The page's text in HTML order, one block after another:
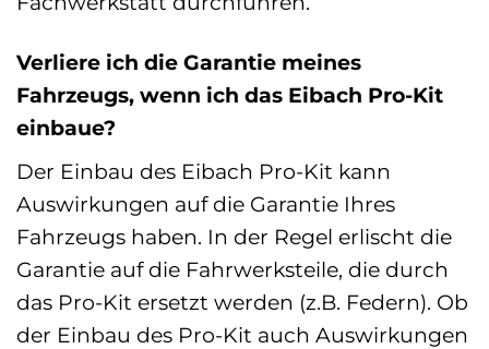
Verliere ich die Garantie meines
Fahrzeugs, wenn ich das Eibach Pro-Kit
einbaue?
Der Einbau des Eibach Pro-Kit kann
Auswirkungen auf die Garantie Ihres
Fahrzeugs haben. In der Regel erlischt die
Garantie auf die Fahrwerksteile, die durch
das Pro-Kit ersetzt werden (z.B. Federn). Ob
der Einbau des Pro-Kit auch Auswirkungen